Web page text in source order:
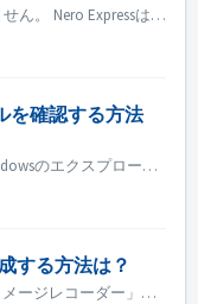
ご不便をおかけして大変申し訳ありません。 Nero Expressは、Nero BurningRomスタンドアロン製品には含まれていません。Nero Express はオフラインストアで販売されています。 Nero Express は、Nero Platinum Suite に含まれています。ご希望の場合は...
を確認する方法
焼いたオーディオCDについては、Windowsのエクスプローラーでブラウズすると、トラック01、トラック02と表示されます。これは予想通りです。 Nero MediaHomeなどの音楽プレーヤーで再生すれば、メタデータを見ることができます。
する方法は？
1. ツールバーの「ターゲット」を「イメージレコーダー」に設定します。 2. コピー元のディスクをドライブに挿入します。ツールバーの「コピー」をクリックします。 3. 設定が完了したら、［コピー］をクリックします。 4. Save as type "としてISOを選...